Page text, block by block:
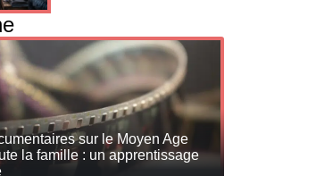
sur le Moyen Age
la famille : un apprentissage